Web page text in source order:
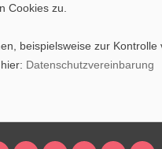
Cookies zu.
beispielsweise zur Kontrolle
Datenschutzvereinbarung